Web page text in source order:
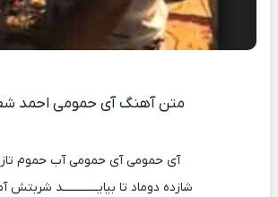
متن آهنگ آی حمومی احمد
آی حمومی آی حمومی آب حموم
شازده دوماد تا بیایـــــــــــــد